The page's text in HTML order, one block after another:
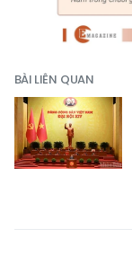
BÀI LIÊN QUAN